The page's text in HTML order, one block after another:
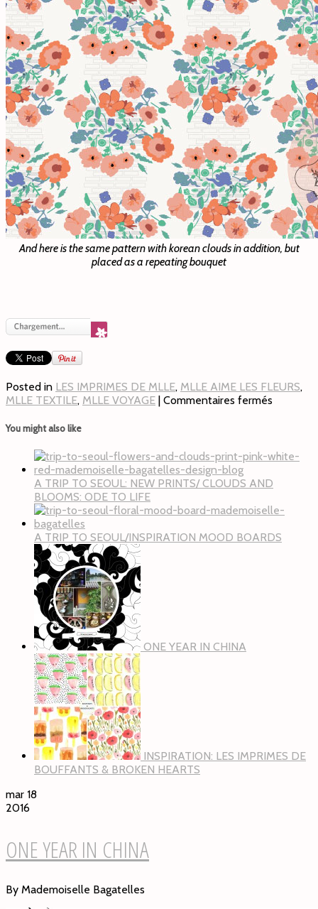
And here is the same pattern with korean clouds in addition, but
placed as a repeating bouquet
Posted in LES IMPRIMES DE MLLE, MLLE AIME LES FLEURS,
MLLE TEXTILE, MLLE VOYAGE | Commentaires fermés
You might also like
A TRIP TO SEOUL: NEW PRINTS/ CLOUDS AND
BLOOMS: ODE TO LIFE
A TRIP TO SEOUL/INSPIRATION MOOD BOARDS
ONE YEAR IN CHINA
INSPIRATION: LES IMPRIMES DE
BOUFFANTS & BROKEN HEARTS
mar 18
2016
ONE YEAR IN CHINA
By Mademoiselle Bagatelles